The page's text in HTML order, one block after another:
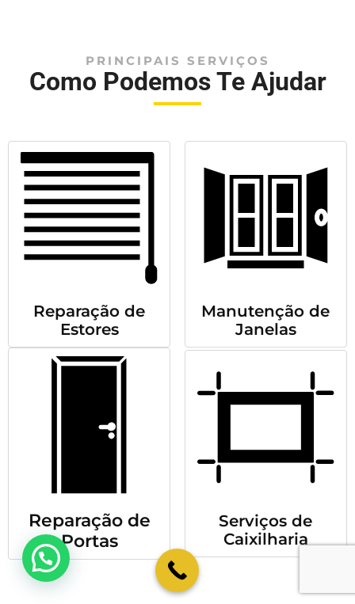
PRINCIPAIS SERVIÇOS
Como Podemos Te Ajudar
Reparação de
Estores
Manutenção de
Janelas
Reparação de
Portas
Serviços de
Caixilharia
💬 Como podemos ajudar?